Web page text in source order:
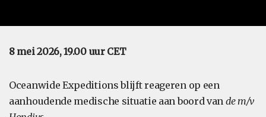
8 mei 2026, 19.00 uur CET
Oceanwide Expeditions blijft reageren op een
aanhoudende medische situatie aan boord van de m/v